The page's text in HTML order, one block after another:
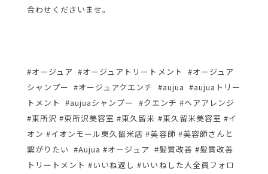
合わせくださいませ。
#オージュア #オージュアトリートメント #オージュア
シャンプー #オージュアクエンチ #aujua #aujuaトリー
トメント #aujuaシャンプー #クエンチ #ヘアアレンジ
#東所沢 #東所沢美容室 #東久留米 #東久留米美容室 #イ
オン #イオンモール東久留米店 #美容師 #美容師さんと
繋がりたい #Aujua #オージュア #髪質改善 #髪質改善
トリートメント #いいね返し #いいねした人全員フォロ